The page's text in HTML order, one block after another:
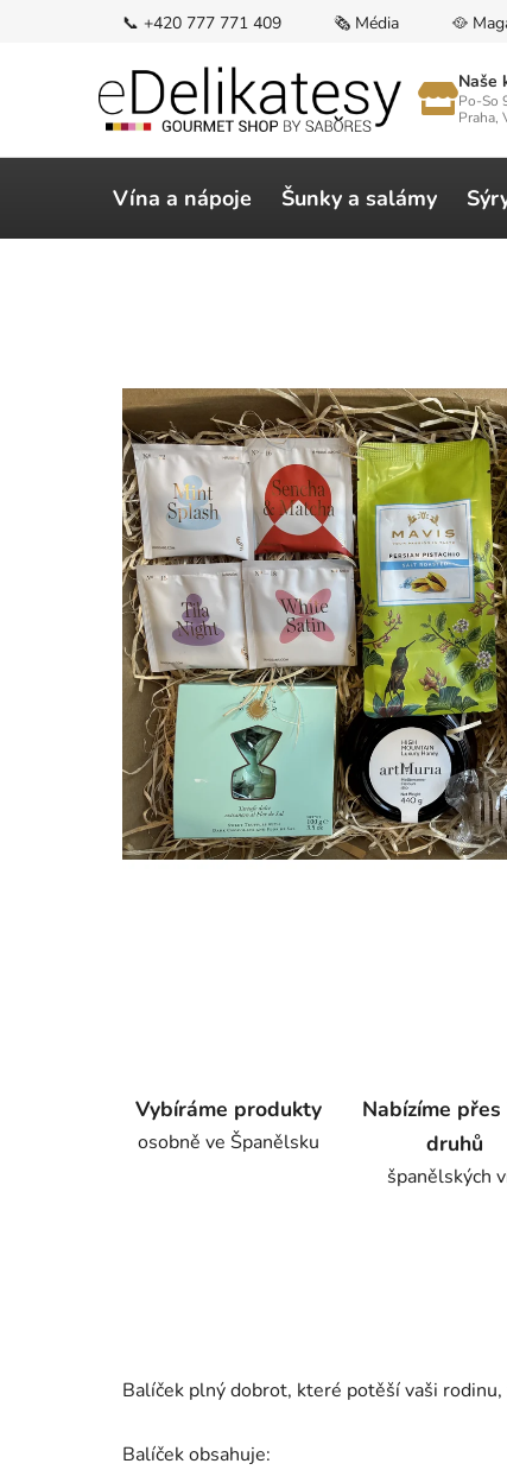
📞 +420 777 771 409 🗞️ Média 🥘
Naše
Po-So
Praha,
Vína a nápoje Šunky a salámy
Vybíráme produkty
osobně ve Španělsku
Nabízíme
druhů
španělských
Balíček plný dobrot, které potěší vaši
Balíček obsahuje: